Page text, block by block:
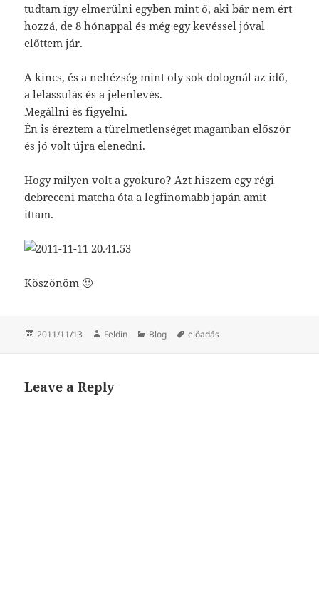
tudtam így elmerülni egyben mint ő, aki bár nem ért
hozzá, de 8 hónappal és még egy kevéssel jóval
előttem jár.
A kincs, és a nehézség mint oly sok dolognál az idő,
a lelassulás és a jelenlevés.
Megállni és figyelni.
Én is éreztem a türelmetlenséget magamban először
és jó volt újra elenedni.
Hogy milyen volt a gyokuro? Azt hiszem egy régi
debreceni matcha óta a legfinomabb japán amit
ittam.
Köszönöm 🙂
Posted
2011/11/13 Author
Feldin Categories
Blog Tags
előadás
Leave a Reply